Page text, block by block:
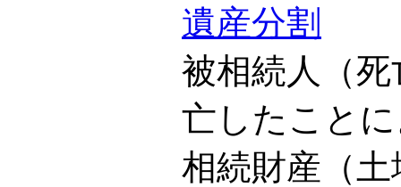
遺産分割
被相続人（
亡したこと
相続財産（